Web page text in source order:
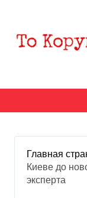
содержанию
Главная
Киеве до
эксперта